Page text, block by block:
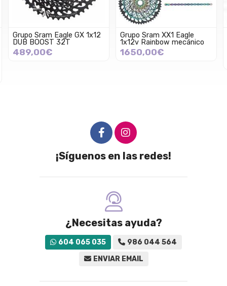
Grupo Sram Eagle GX 1x12
DUB BOOST 32T
489,00€
Grupo Sram XX1 Eagle
1x12v Rainbow mecánico
1650,00€
¡Síguenos en las redes!
¿Necesitas ayuda?
604 065 035
986 044 564
ENVIAR EMAIL